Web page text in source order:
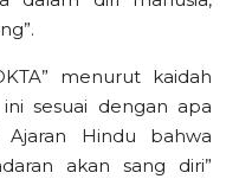
menurut kaidah
sesuai dengan apa
Hindu bahwa
akan sang diri”